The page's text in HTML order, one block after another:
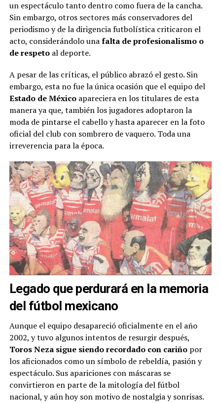
un espectáculo tanto dentro como fuera de la cancha.
Sin embargo, otros sectores más conservadores del
periodismo y de la dirigencia futbolística criticaron el
acto, considerándolo unafalta de profesionalismo o
de respetoal deporte.
A pesar de las críticas, el público abrazó el gesto. Sin
embargo, esta no fue la única ocasión que el equipo del
Estado de México apareciera en los titulares de esta
manera ya que, también los jugadores adoptaron la
moda de pintarse el cabello y hasta aparecer en la foto
oficial del club con sombrero de vaquero. Toda una
irreverencia para la época.
Legado que perdurará en la memoria
del fútbol mexicano
Aunque el equipo desapareció oficialmente en el año
2002, y tuvo algunos intentos de resurgir después,
Toros Neza sigue siendo recordado con cariñopor
los aficionados como un símbolo de rebeldía, pasión y
espectáculo. Sus apariciones con máscaras se
convirtieron en parte de la mitología del fútbol
nacional, y aún hoy son motivo de nostalgia y sonrisas.